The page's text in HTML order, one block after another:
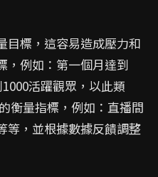
目標，這容易造成壓力和
，例如：第一個月達到
活躍觀眾，以此類
衡量指標，例如：直播間
等，並根據數據反饋調整